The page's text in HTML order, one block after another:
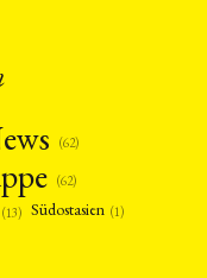
(62)
(62)
(13) Südostasien (1)